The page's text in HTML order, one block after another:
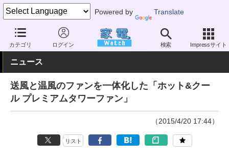
Powered by Translate
カテゴリ ログイン 検索 Impressサイト
家電 Watch 空調家電 扇風機 その他
ニュース
送風と温風のファンを一体化した「ホット&クー
ル プレミアムタワーファン」
（2015/4/20 17:44）
リスト